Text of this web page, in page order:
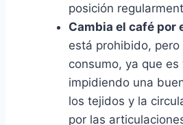
posición
Cambia el café por
está prohibido,
consumo, ya que
impidiendo una
los tejidos y la
por las